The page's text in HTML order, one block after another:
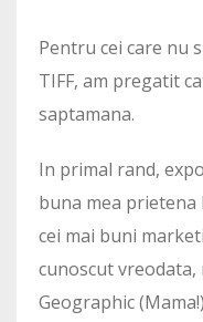
Pentru cei care nu
TIFF, am pregatit
saptamana.
In primal rand,
buna mea
cei mai buni
cunoscut
Geographic